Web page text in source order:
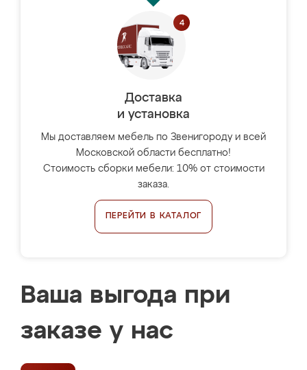
Доставка
и установка
Мы доставляем мебель по Звенигороду и всей
Московской области бесплатно!
Стоимость сборки мебели: 10% от стоимости
заказа.
ПЕРЕЙТИ В КАТАЛОГ
Ваша выгода при
заказе у нас